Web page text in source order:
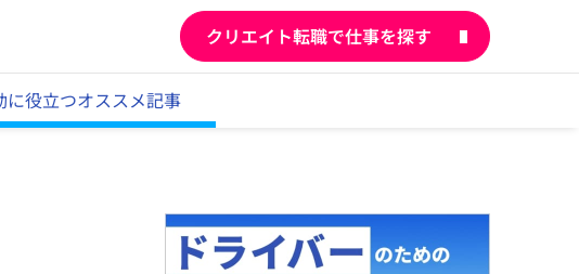
クリエイト転職で仕事を探す
に役立つオススメ記事